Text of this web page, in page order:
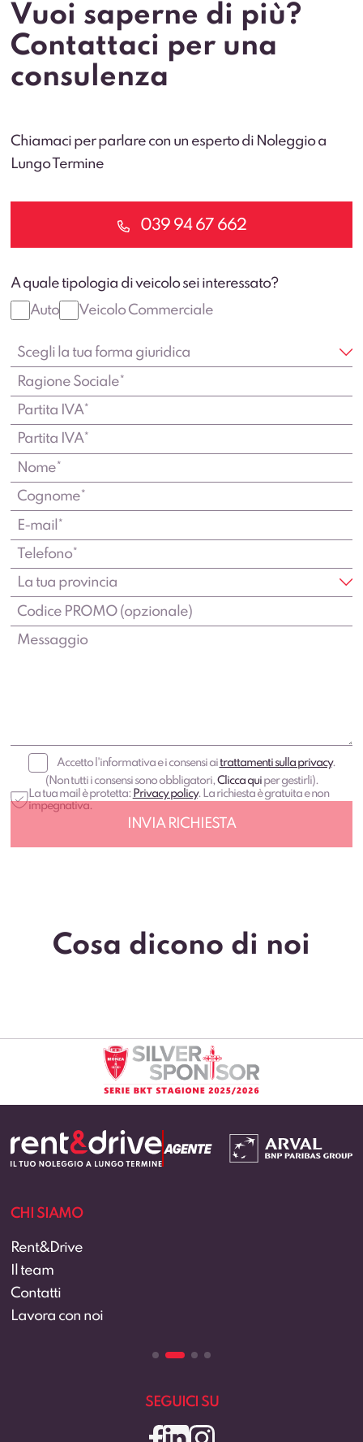
Vuoi saperne di più?
Contattaci per una
consulenza
Chiamaci per parlare con un esperto di Noleggio a
Lungo Termine
039 94 67 662
A quale tipologia di veicolo sei interessato?
Auto
Veicolo Commerciale
Accetto l'informativa e i consensi aitrattamenti sulla privacy.
(Non tutti i consensi sono obbligatori,Clicca quiper gestirli).
La tua mail è protetta: Privacy policy. La richiesta è gratuita e non
impegnativa.
Cosa dicono di noi
CHI SIAMO
Rent&Drive
Il team
Contatti
Lavora con noi
SEGUICI SU